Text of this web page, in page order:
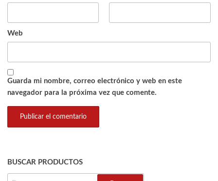
Web
Guarda mi nombre, correo electrónico y web en este
navegador para la próxima vez que comente.
BUSCAR PRODUCTOS
BUSCAR: